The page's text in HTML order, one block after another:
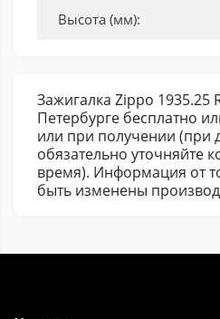
Высота (мм):
Зажигалка Zippo 1935.25
Петербурге бесплатно
или при получении (при
обязательно уточняйте
время). Информация от
быть изменены